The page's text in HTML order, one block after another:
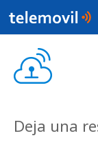
Deja una